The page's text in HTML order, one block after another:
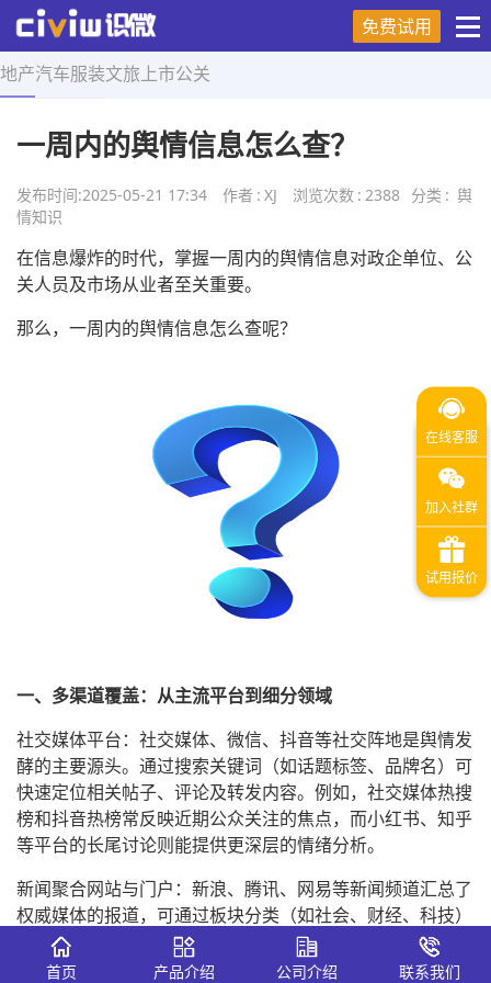
免费试用
地产汽车服装文旅 上市公关
首页 > 舆情知识 > 正文
一周内的舆情信息怎么查？
发布时间:2025-05-21 17:34 作者 : XJ 浏览次数 : 2388 分类 : 舆
情知识
在信息爆炸的时代，掌握一周内的舆情信息对政企单位、公
关人员及市场从业者至关重要。
那么，一周内的舆情信息怎么查呢？
一、多渠道覆盖：从主流平台到细分领域
社交媒体平台：社交媒体、微信、抖音等社交阵地是舆情发
酵的主要源头。通过搜索关键词（如话题标签、品牌名）可
快速定位相关帖子、评论及转发内容。例如，社交媒体热搜
榜和抖音热榜常反映近期公众关注的焦点，而小红书、知乎
等平台的长尾讨论则能提供更深层的情绪分析。
新闻聚合网站与门户：新浪、腾讯、网易等新闻频道汇总了
权威媒体的报道，可通过板块分类（如社会、财经、科技）
筛选一周内的热点事件。今日头条等平台的“本周热榜”也能
直观反映舆情趋势。
首页 产品介绍 公司介绍 联系我们